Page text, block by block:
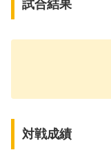
試合結果
対戦成績